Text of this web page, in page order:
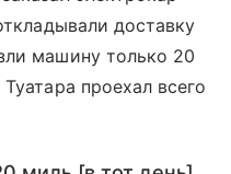
доставку
машину только 20
проехал всего